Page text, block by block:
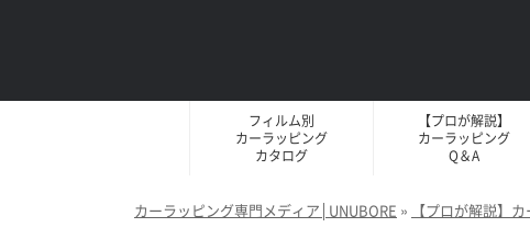
フィルム別
カーラッピング
カタログ
【プロが解説】
カーラッピング
Q＆A
カーラッピング専門メディア│UNUBORE » 【プロが解説】